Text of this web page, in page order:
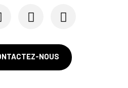
point de sécuriser une...
NOUS